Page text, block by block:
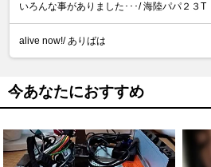
いろんな事がありました･･･/ 海陸パパ２３T
alive now!/ ありばは
今あなたにおすすめ